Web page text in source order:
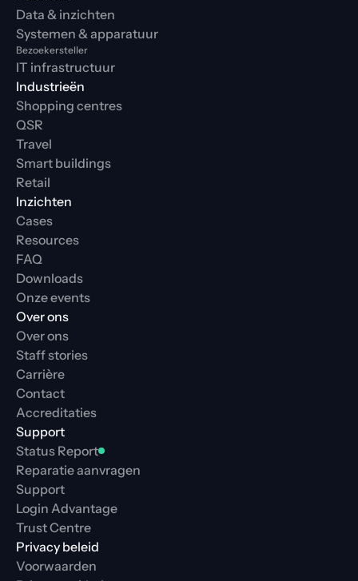
Data & inzichten
Systemen & apparatuur
Bezoekersteller
IT infrastructuur
Industrieën
Shopping centres
QSR
Travel
Smart buildings
Retail
Inzichten
Cases
Resources
FAQ
Downloads
Onze events
Over ons
Over ons
Staff stories
Carrière
Contact
Accreditaties
Support
Status Report
Reparatie aanvragen
Support
Login Advantage
Trust Centre
Privacy beleid
Voorwaarden